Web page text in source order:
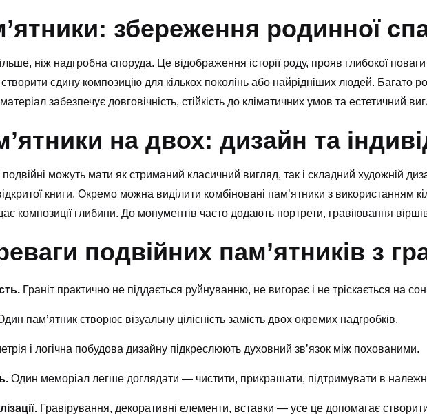
збереження родинної
ніж надгробна споруда. Це відображення історії роду, прояв глибокої
єдину композицію для кількох поколінь або найрідніших людей. Багато
забезпечує довговічність, стійкість до кліматичних умов та естетичний
на двох: дизайн та
можуть мати як стриманий класичний вигляд, так і складний художній
книги. Окремо можна виділити комбіновані пам’ятники з використанням
композиції глибини. До монументів часто додають портрети, гравіювання
подвійних пам’ятників з
Граніт практично не піддається руйнуванню, не вигорає і не тріскається на
пам’ятник створює візуальну цілісність замість двох окремих надгробків.
і логічна побудова дизайну підкреслюють духовний зв’язок між похованими.
Один меморіал легше доглядати — чистити, прикрашати, підтримувати в
Гравірування, декоративні елементи, вставки — усе це допомагає